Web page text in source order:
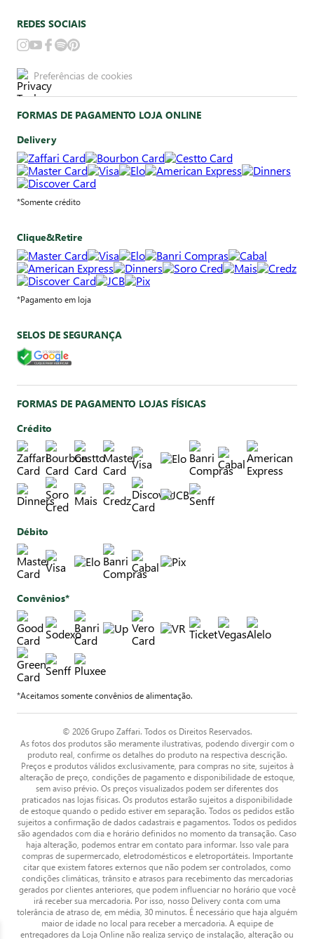
REDES SOCIAIS
Preferências de cookies
FORMAS DE PAGAMENTO LOJA ONLINE
Delivery
*Somente crédito
Clique&Retire
*Pagamento em loja
SELOS DE SEGURANÇA
FORMAS DE PAGAMENTO LOJAS FÍSICAS
Crédito
Débito
Convênios*
*Aceitamos somente convênios de alimentação.
© 2026 Grupo Zaffari. Todos os Direitos Reservados.
As fotos dos produtos são meramente ilustrativas, podendo divergir com o
produto real, confirme os detalhes do produto na respectiva descrição.
Preços e produtos válidos exclusivamente, para compras no site, sujeitos à
alteração de preço, condições de pagamento e disponibilidade de estoque,
sem aviso prévio. Os preços visualizados podem ser diferentes dos
praticados nas lojas físicas. Os produtos estarão sujeitos a disponibilidade
de estoque quando o pedido estiver em separação. Todos os pedidos estão
sujeitos a confirmação de dados cadastrais e pagamentos. Todos os pedidos
são agendados com dia e horário definidos no momento da transação. Caso
haja alteração, podemos entrar em contato para informar. Isso vale para
compras de supermercado, eletrodomésticos e eletroportáteis. Importante
citar que existem fatores externos que não podem ser controlados, como
condições climáticas, trânsito e atrasos para recebimento das mercadorias
gerados por clientes anteriores, que podem influenciar no horário que você
irá receber sua mercadoria. Por isso, nosso Delivery conta com uma
tolerância de atraso de, em média, 30 minutos. É necessário que haja alguém
maior de idade no local para receber a mercadoria. A equipe de
entregadores da Loja Online não realiza serviço de instalação, alteração ou